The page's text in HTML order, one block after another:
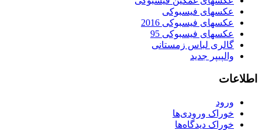
عکسهای فیسبوکی
عکسهای فیسبوکی 2016
عکسهای فیسبوکی 95
گالری لباس زمستانی
والپیپر جدید
اطلاعات
ورود
خوراک ورودی‌ها
خوراک دیدگاه‌ها